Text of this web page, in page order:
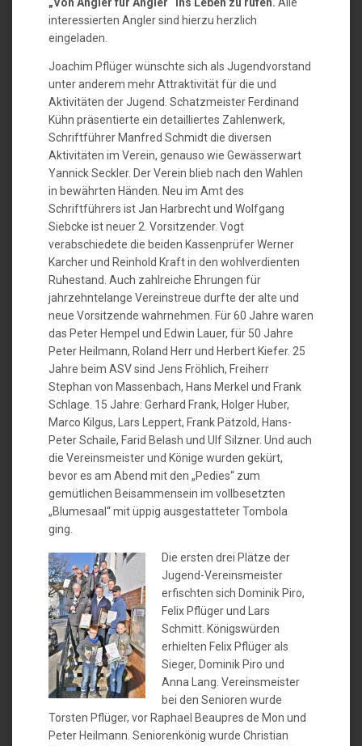
interessierten Angler sind hierzu herzlich
eingeladen.
Joachim Pflüger wünschte sich als Jugendvorstand
unter anderem mehr Attraktivität für die und
Aktivitäten der Jugend. Schatzmeister Ferdinand
Kühn präsentierte ein detailliertes Zahlenwerk,
Schriftführer Manfred Schmidt die diversen
Aktivitäten im Verein, genauso wie Gewässerwart
Yannick Seckler. Der Verein blieb nach den Wahlen
in bewährten Händen. Neu im Amt des
Schriftführers ist Jan Harbrecht und Wolfgang
Siebcke ist neuer 2. Vorsitzender. Vogt
verabschiedete die beiden Kassenprüfer Werner
Karcher und Reinhold Kraft in den wohlverdienten
Ruhestand. Auch zahlreiche Ehrungen für
jahrzehntelange Vereinstreue durfte der alte und
neue Vorsitzende wahrnehmen. Für 60 Jahre waren
das Peter Hempel und Edwin Lauer, für 50 Jahre
Peter Heilmann, Roland Herr und Herbert Kiefer. 25
Jahre beim ASV sind Jens Fröhlich, Freiherr
Stephan von Massenbach, Hans Merkel und Frank
Schlage. 15 Jahre: Gerhard Frank, Holger Huber,
Marco Kilgus, Lars Leppert, Frank Pätzold, Hans-
Peter Schaile, Farid Belash und Ulf Silzner. Und auch
die Vereinsmeister und Könige wurden gekürt,
bevor es am Abend mit den „Pedies“ zum
gemütlichen Beisammensein im vollbesetzten
„Blumesaal“ mit üppig ausgestatteter Tombola
ging.
Die ersten drei Plätze der
Jugend-Vereinsmeister
erfischten sich Dominik Piro,
Felix Pflüger und Lars
Schmitt. Königswürden
erhielten Felix Pflüger als
Sieger, Dominik Piro und
Anna Lang. Vereinsmeister
bei den Senioren wurde
Torsten Pflüger, vor Raphael Beaupres de Mon und
Peter Heilmann. Seniorenkönig wurde Christian